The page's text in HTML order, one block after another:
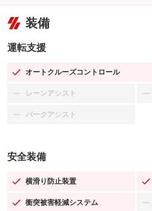
装備
運転支援
オートクルーズコントロール
：装備あり
レーンアシスト
：装備なし
パークアシスト
：装備なし
安全装備
横滑り防止装置
：装備あり
衝突被害軽減システム
：装備あり